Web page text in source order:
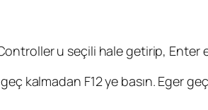
u seçili hale getirip, Enter
kalmadan F12 ye basın. Eger geç